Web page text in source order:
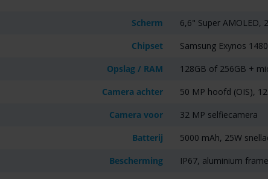
Scherm
6,6" Super AMOLED,
Chipset
Samsung Exynos
Opslag / RAM
128GB of 256GB +
Camera achter
50 MP hoofd (OIS),
Camera voor
32 MP selfiecamera
Batterij
5000 mAh, 25W
Bescherming
IP67, aluminium